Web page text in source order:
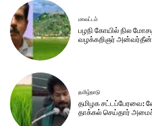
மாவட்டம்
பழநி கோயில் நில
வழக்கறிஞர் அன்வர்தீன்
தமிழ்நாடு
தமிழக சட்​டப்​பேர​வை:
தாக்கல் செய்தார்